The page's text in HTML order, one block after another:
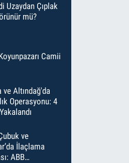
Uzaydan Çıplak
mü?
Camii
ve Altındağ'da
Operasyonu: 4
ve
İlaçlama
ABB